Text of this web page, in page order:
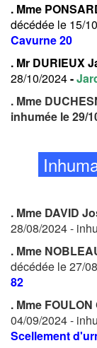
. Mme
décédée le 15/
Cavurne 20
. Mr DURIEUX
28/10/2024-
. Mme
inhumée le 29/
. Mme DAVID
28/08/2024 -
. Mme
décédée le 27/
82
. Mme
04/09/2024 -
Scellement